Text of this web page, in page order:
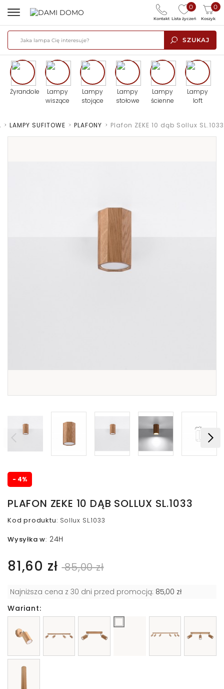
SZUKAJ
0
Lista życzeń
0
Koszyk
Kontakt
Żyrandole
Lampy
wiszące
Lampy
stojące
Lampy
stołowe
Lampy
ścienne
Lampy
loft
> LAMPY SUFITOWE > PLAFONY > Plafon ZEKE 10 dąb Sollux SL.1033
- 4%
PLAFON ZEKE 10 DĄB SOLLUX SL.1033
Kod produktu: Sollux SL.1033
Wysyłka w: 24H
81,60 zł 85,00 zł
Najniższa cena z 30 dni przed promocją: 85,00 zł
Wariant: